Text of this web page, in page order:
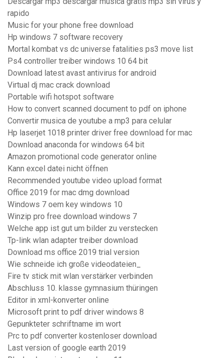
rapido
Music for your phone free download
Hp windows 7 software recovery
Mortal kombat vs dc universe fatalities ps3 move list
Ps4 controller treiber windows 10 64 bit
Download latest avast antivirus for android
Virtual dj mac crack download
Portable wifi hotspot software
How to convert scanned document to pdf on iphone
Convertir musica de youtube a mp3 para celular
Hp laserjet 1018 printer driver free download for mac
Download anaconda for windows 64 bit
Amazon promotional code generator online
Kann excel datei nicht öffnen
Recommended youtube video upload format
Office 2019 for mac dmg download
Windows 7 oem key windows 10
Winzip pro free download windows 7
Welche app ist gut um bilder zu verstecken
Tp-link wlan adapter treiber download
Download ms office 2019 trial version
Wie schneide ich große videodateien_
Fire tv stick mit wlan verstärker verbinden
Abschluss 10. klasse gymnasium thüringen
Editor in xml-konverter online
Microsoft print to pdf driver windows 8
Gepunkteter schriftname im wort
Prc to pdf converter kostenloser download
Last version of google earth 2019